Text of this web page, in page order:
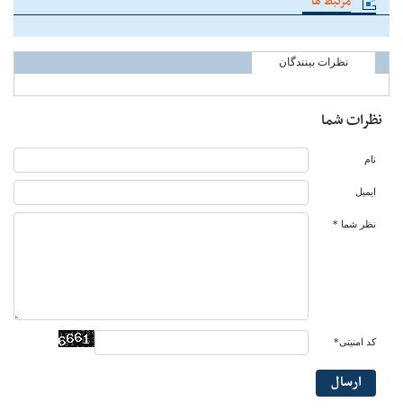
نظرات بینندگان
نظرات شما
نام
ایمیل
نظر شما *
کد امنیتی*
ارسال